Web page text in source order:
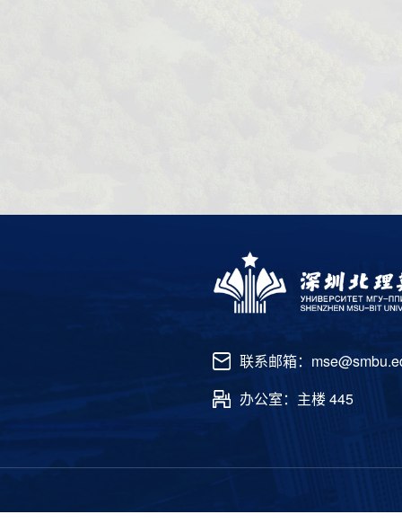
联系邮箱：
办公室：主楼 445